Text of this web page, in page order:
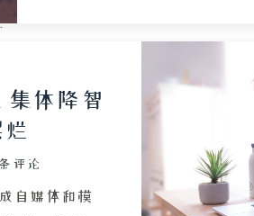
理动机。文章由此延伸到对
今社会人群复杂多样，既有
的激烈争论，也有因社交圈
裂。作者认为，不同平台、
信息内容，却会自发形成社
事件产生截然不同的看法。
集体降智
评论
自媒体和模